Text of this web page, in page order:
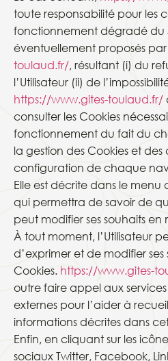
toute responsabilité pour les
fonctionnement dégradé du
éventuellement proposés par
toulaud.fr/, résultant (i) du
l’Utilisateur (ii) de
https://www.gites-toulaud.fr/
consulter les Cookies
fonctionnement du fait du
la gestion des Cookies et des
configuration de chaque
Elle est décrite dans le
qui permettra de savoir de
peut modifier ses souhaits
À tout moment, l’Utilisateur
d’exprimer et de modifier
Cookies. https://www.gites-
outre faire appel aux
externes pour l’aider à
informations décrites dans
Enfin, en cliquant sur les
sociaux Twitter, Facebook,